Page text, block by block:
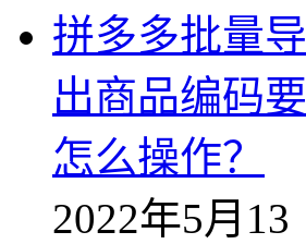
拼多多批量导
出商品编码要
怎么操作？
2022年5月13